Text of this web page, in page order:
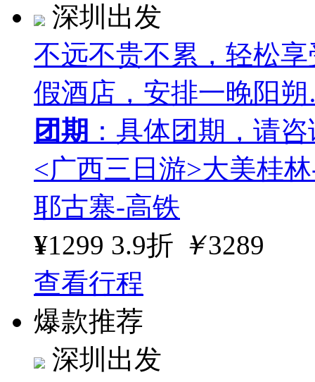
深圳出发
不远不贵不累，轻松
假酒店，安排一晚阳
团期 ：具体团期，请
<广西三日游>大美桂
耶古寨-高铁
¥1299 3.9折 ￥3289
查看行程
爆款推荐
深圳出发